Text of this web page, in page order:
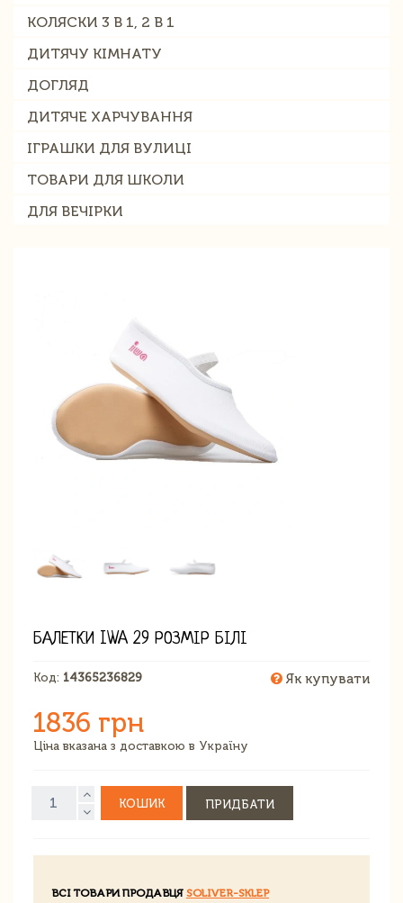
КОЛЯСКИ 3 В 1, 2 В 1
ДИТЯЧУ КІМНАТУ
ДОГЛЯД
ДИТЯЧЕ ХАРЧУВАННЯ
ІГРАШКИ ДЛЯ ВУЛИЦІ
ТОВАРИ ДЛЯ ШКОЛИ
ДЛЯ ВЕЧІРКИ
БАЛЕТКИ IWA 29 РОЗМІР БІЛІ
Код: 14365236829 Як купувати
1836 грн
Ціна вказана з доставкою в Україну
КОШИК ПРИДБАТИ
ВСІ ТОВАРИ ПРОДАВЦЯ SOLIVER-SKLEP